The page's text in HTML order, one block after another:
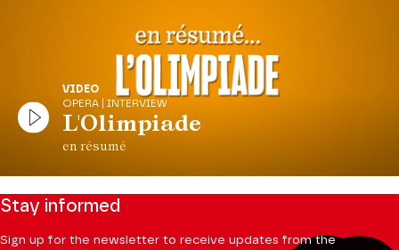
VIDEO
OPERA | INTERVIEW
L'Olimpiade
en résumé
Stay informed
Sign up for the newsletter to receive updates from the